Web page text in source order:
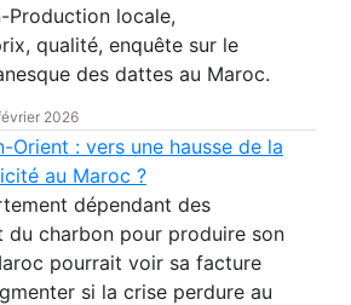
Production locale,
qualité, enquête sur le
des dattes au Maroc.
2026
Orient : vers une hausse de la
au Maroc ?
dépendant des
du charbon pour produire son
pourrait voir sa facture
si la crise perdure au